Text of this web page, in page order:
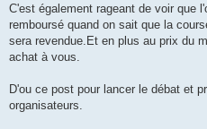
C'est également rageant de voir que
remboursé quand on sait que la
sera revendue.Et en plus au prix du
achat à vous.
D'ou ce post pour lancer le débat et
organisateurs.